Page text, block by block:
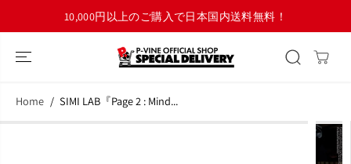
コンテンツにス
キップ10,000円以上のご購入で日本国内送料無料！
Home SIMI LAB『Page 2 : Mind...